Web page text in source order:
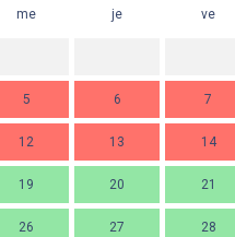
me je ve
5 6 7
12 13 14
19 20 21
26 27 28